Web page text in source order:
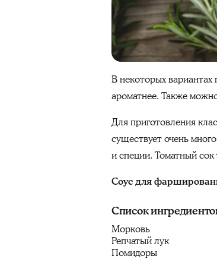
В некоторых
ароматнее. Также
Для приготовления
существует очень
и специи. Томатный
Соусдля
Список
Морковь
Репчатый лук
Помидоры